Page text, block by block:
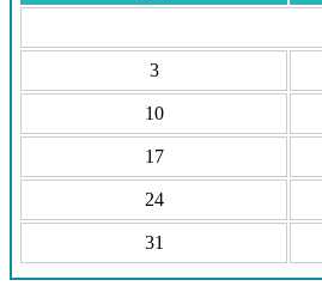
3
10
17
24
31